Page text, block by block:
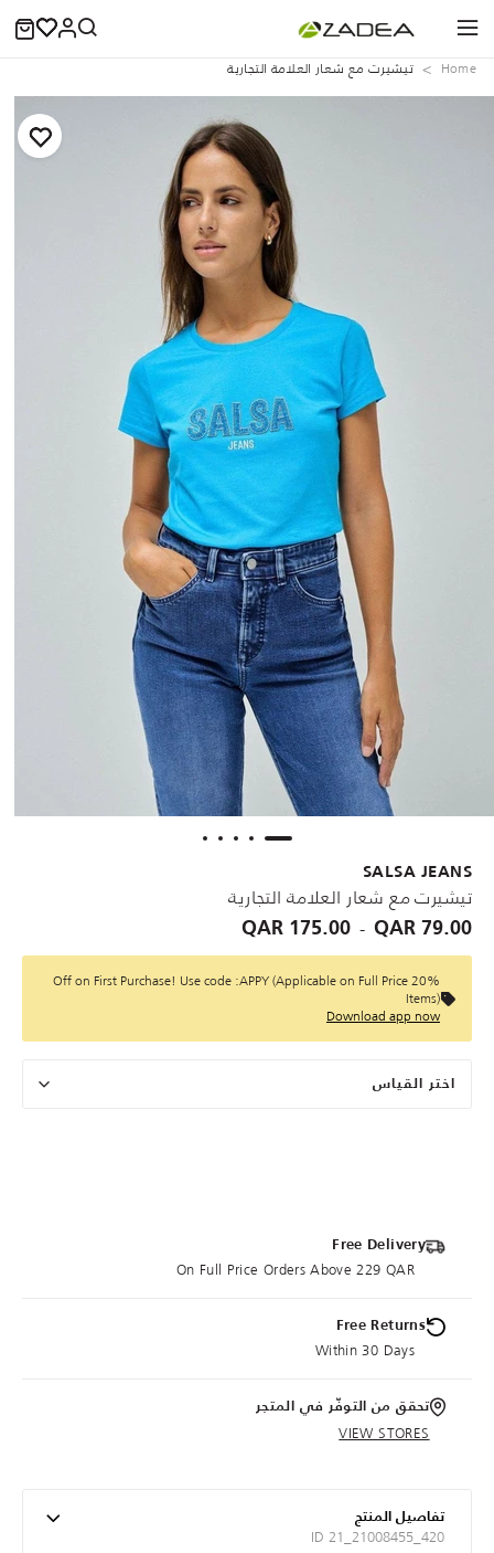
Home تيشيرت مع شعار العلامة التجارية
SALSA JEANS
تيشيرت مع شعار العلامة التجارية
79.00 QAR
-
175.00 QAR
20% Off on First Purchase! Use code :APPY (Applicable on Full Price
Items)
Download app now
اختر القياس
Free Delivery
On Full Price Orders Above 229 QAR
Free Returns
Within 30 Days
تحقق من التوفّر في المتجر
VIEW STORES
تفاصيل المنتج
ID 21_21008455_420